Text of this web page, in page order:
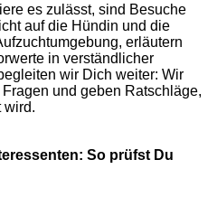
es zulässt, sind Besuche
auf die Hündin und die
erläutern
in verständlicher
wir Dich weiter: Wir
und geben Ratschläge,
wird.
So prüfst Du